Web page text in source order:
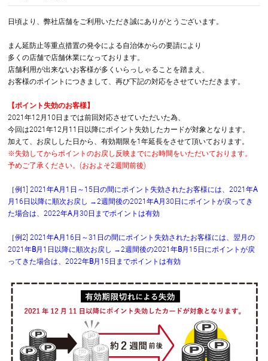
日頃より、弊社店舗をご利用いただき誠にありがとうございます。
まん延防止等重点措置の発令による自治体からの要請により
多くの店舗で店舗休業になっております。
店舗利用が出来ないお客様が多くいらっしゃることを踏まえ、
お客様のポイントにつきまして、再び下記の対応をさせていただきます。
【ポイント失効のお客様】
2021年12月10日までは前回対応させていただいた為、
今回は2021年12月11日以降にポイント失効したカードが対象となります。
加えて、お戻しした日から、有効期限を1年延長をさせて頂いております。
※失効してからポイントのお戻し反映までにお時間をいただいております。
予めご了承ください。(おおよそ2週間前後)
［例1] 2021年A月1日～15日の間にポイント失効されたお客様には、2021年A
月16日以降に順次お戻し →2週間後の2021年A月30日にポイントが戻ってき
た場合は、2022年A月30日までポイントは有効
［例2] 2021年A月16日～31日の間にポイント失効されたお客様には、翌月の
2021年B月1日以降に順次お戻し →2週間後の2021年B月15日にポイントが戻
ってきた場合は、2022年B月15日までポイントは有効